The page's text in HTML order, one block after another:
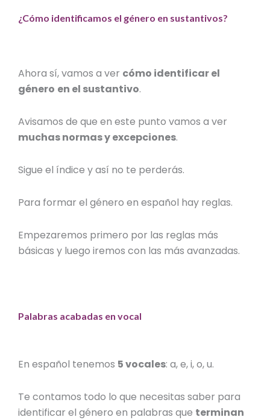
¿Cómo identificamos el género en sustantivos?
Ahora sí, vamos a ver cómo identificar el
género en el sustantivo.
Avisamos de que en este punto vamos a ver
muchas normas y excepciones.
Sigue el índice y así no te perderás.
Para formar elgénero en español hay reglas.
Empezaremos primero por las reglas más
básicas y luego iremos con las más avanzadas.
Palabras acabadas en vocal
En español tenemos 5 vocales: a, e, i, o, u.
Te contamos todo lo que necesitas saber para
identificar el género en palabras que terminan